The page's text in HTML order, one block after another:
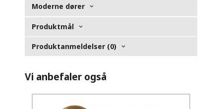
Moderne dører
Produktmål
Produktanmeldelser (0)
Vi anbefaler også